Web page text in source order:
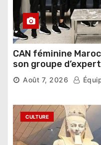
CAN féminine
son groupe
compétition
Août 7, 2026
CULTURE